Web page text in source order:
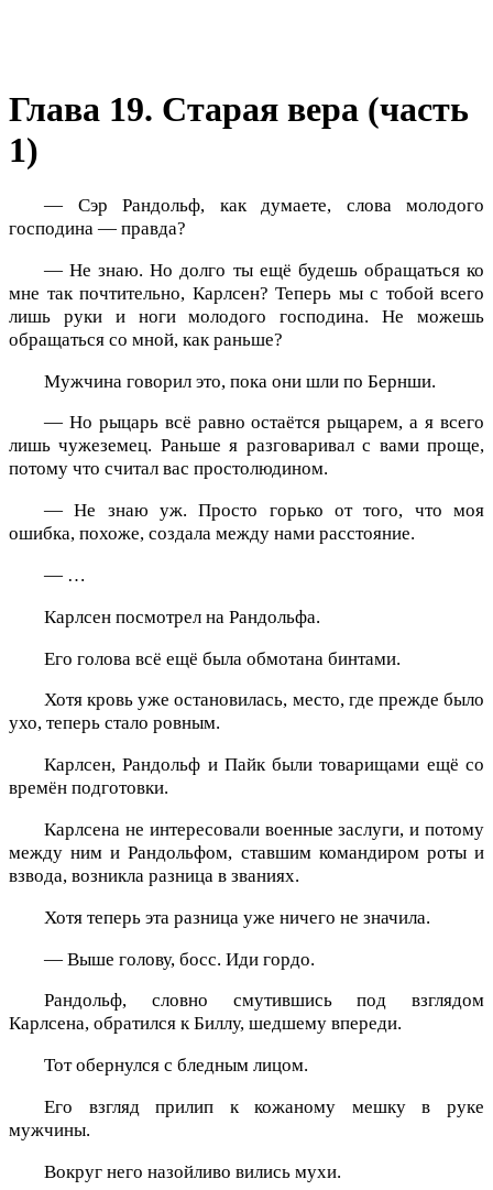
Глава 19. Старая вера (часть
1)
— Сэр Рандольф, как думаете, слова молодого
господина — правда?
— Не знаю. Но долго ты ещё будешь обращаться ко
мне так почтительно, Карлсен? Теперь мы с тобой всего
лишь руки и ноги молодого господина. Не можешь
обращаться со мной, как раньше?
Мужчина говорил это, пока они шли по Бернши.
— Но рыцарь всё равно остаётся рыцарем, а я всего
лишь чужеземец. Раньше я разговаривал с вами проще,
потому что считал вас простолюдином.
— Не знаю уж. Просто горько от того, что моя
ошибка, похоже, создала между нами расстояние.
— …
Карлсен посмотрел на Рандольфа.
Его голова всё ещё была обмотана бинтами.
Хотя кровь уже остановилась, место, где прежде было
ухо, теперь стало ровным.
Карлсен, Рандольф и Пайк были товарищами ещё со
времён подготовки.
Карлсена не интересовали военные заслуги, и потому
между ним и Рандольфом, ставшим командиром роты и
взвода, возникла разница в званиях.
Хотя теперь эта разница уже ничего не значила.
— Выше голову, босс. Иди гордо.
Рандольф, словно смутившись под взглядом
Карлсена, обратился к Биллу, шедшему впереди.
Тот обернулся с бледным лицом.
Его взгляд прилип к кожаному мешку в руке
мужчины.
Вокруг него назойливо вились мухи.